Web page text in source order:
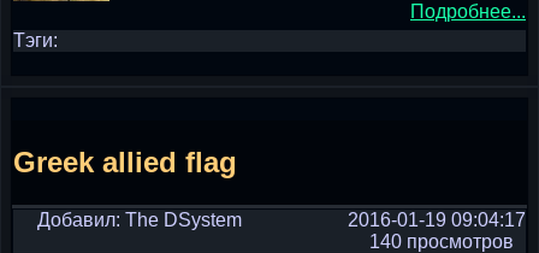
Подробнее...
Тэги:
Greek allied flag
Добавил: The DSystem
2016-01-19 09:04:17
140 просмотров